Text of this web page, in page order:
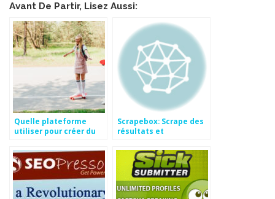
Avant De Partir, Lisez Aussi:
Quelle plateforme
utiliser pour créer du
Scrapebox: Scrape des
résultats et